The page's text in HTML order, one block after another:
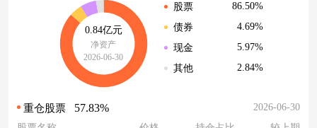
0.84亿元
净资产
2026-06-30
股票
86.50%
债券
4.69%
现金
5.97%
其他
2.84%
重仓股票 57.83%
2026-06-30